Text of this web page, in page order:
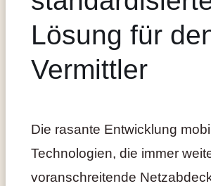
Lösung für
Vermittler
Die rasante Entwicklung
Technologien, die immer
voranschreitende